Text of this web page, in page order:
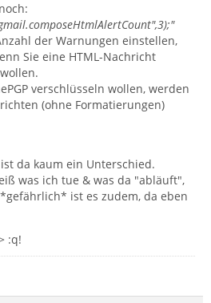
der Warnungen einstellen,
Sie eine HTML-Nachricht
verschlüsseln wollen, werden
(ohne Formatierungen)
da kaum ein Unterschied.
was ich tue & was da "abläuft",
ist es zudem, da eben
:q!